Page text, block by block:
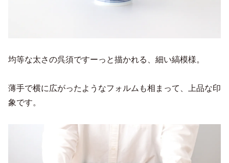
均等な太さの呉須ですーっと描かれる、細い縞模様。
薄手で横に広がったようなフォルムも相まって、上品な印
象です。